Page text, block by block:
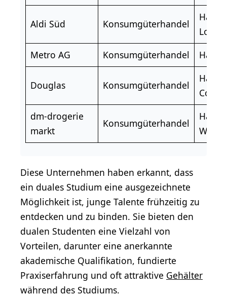
Aldi Süd Konsumgüterhandel
Metro AG
Konsumgüterhandel
Douglas Konsumgüterhandel
dm-drogerie
markt
Konsumgüterhandel
Diese Unternehmen haben erkannt, dass
ein duales Studium eine ausgezeichnete
Möglichkeit ist, junge Talente frühzeitig zu
entdecken und zu binden. Sie bieten den
dualen Studenten eine Vielzahl von
Vorteilen, darunter eine anerkannte
akademische Qualifikation, fundierte
Praxiserfahrung und oft attraktive Gehälter
während des Studiums.